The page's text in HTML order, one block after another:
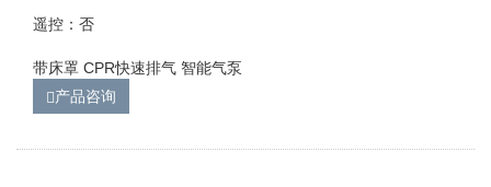
遥控：否
带床罩 CPR快速排气 智能气泵
产品咨询